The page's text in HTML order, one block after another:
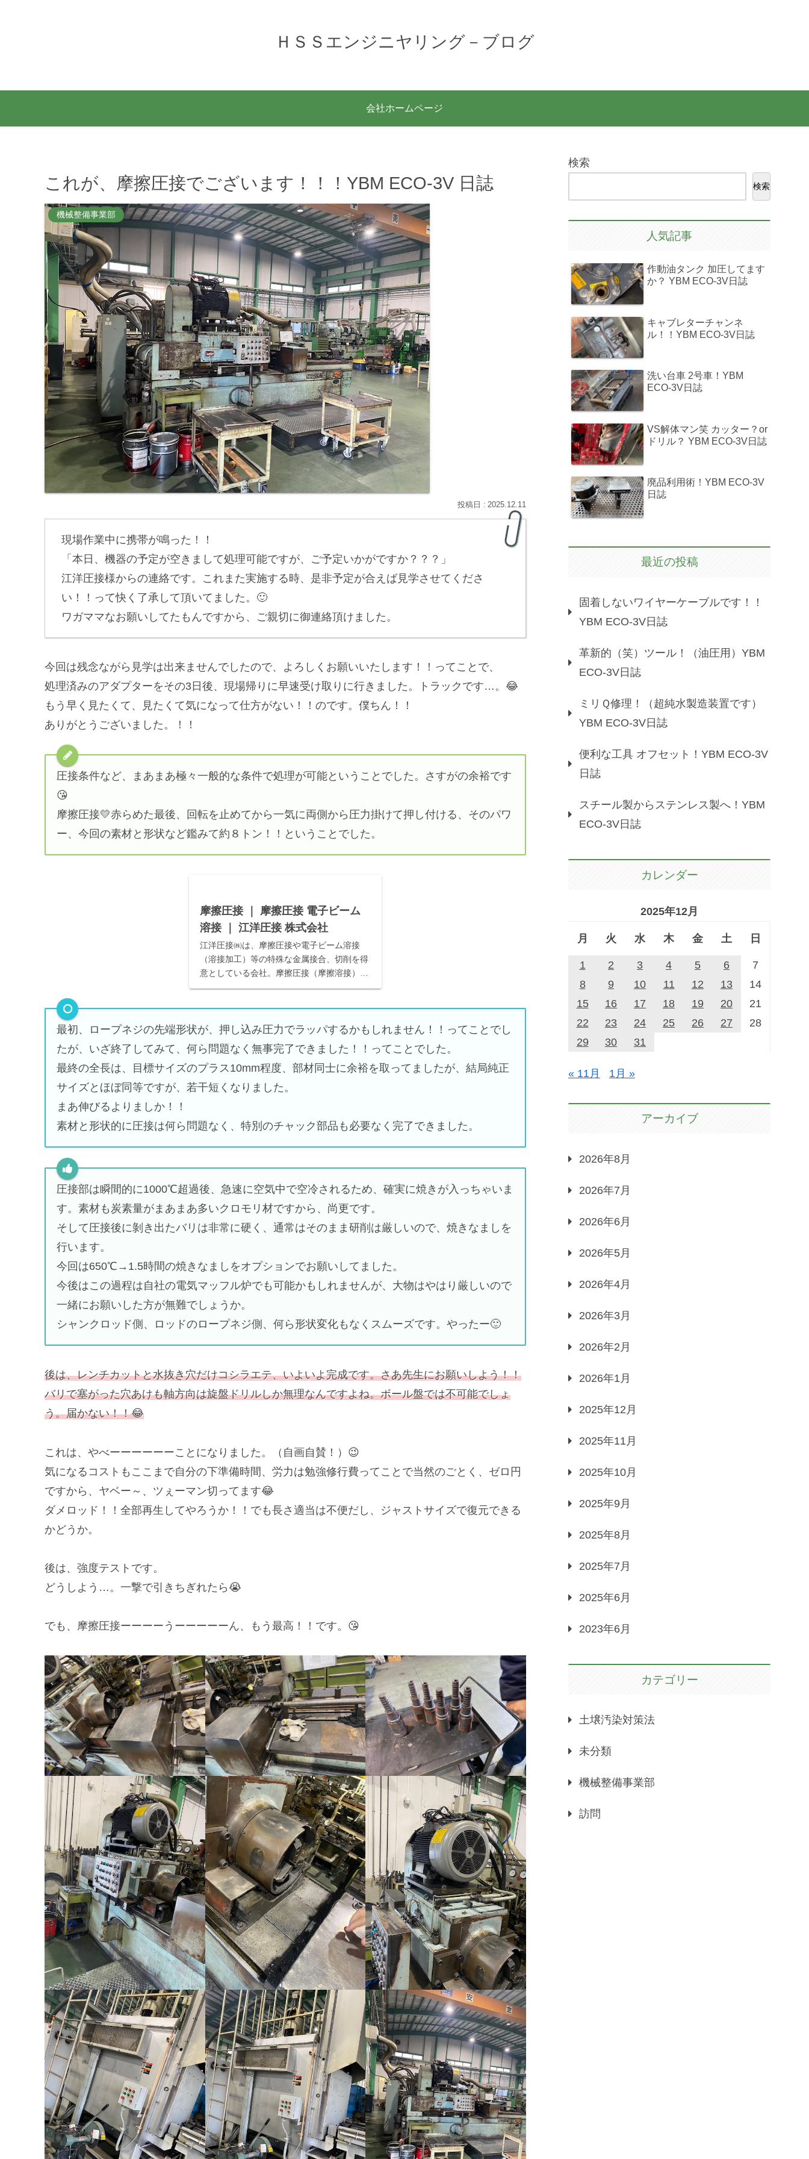
ＨＳＳエンジニヤリング－ブログ
会社ホームページ
これが、摩擦圧接でございます！！！YBM ECO-3V 日誌
機械整備事業部
2025.12.11
現場作業中に携帯が鳴った！！
「本日、機器の予定が空きまして処理可能ですが、ご予定いかがですか？？？」
江洋圧接様からの連絡です。これまた実施する時、是非予定が合えば見学させてくださ
い！！って快く了承して頂いてました。🙂
ワガママなお願いしてたもんですから、ご親切に御連絡頂けました。
今回は残念ながら見学は出来ませんでしたので、よろしくお願いいたします！！ってことで、
処理済みのアダプターをその3日後、現場帰りに早速受け取りに行きました。トラックです…。😂
もう早く見たくて、見たくて気になって仕方がない！！のです。僕ちん！！
ありがとうございました。！！
圧接条件など、まあまあ極々一般的な条件で処理が可能ということでした。さすがの余裕です
😘
摩擦圧接💛赤らめた最後、回転を止めてから一気に両側から圧力掛けて押し付ける、そのパワ
ー、今回の素材と形状など鑑みて約８トン！！ということでした。
摩擦圧接 ｜ 摩擦圧接 電子ビーム
溶接 ｜ 江洋圧接 株式会社
江洋圧接㈱は、摩擦圧接や電子ビーム溶接
（溶接加工）等の特殊な金属接合、切削を得
意としている会社。摩擦圧接（摩擦溶接）加
工は異材接合、電子ビームは高品質な金属接
最初、ロープネジの先端形状が、押し込み圧力でラッパするかもしれません！！ってことでし
たが、いざ終了してみて、何ら問題なく無事完了できました！！ってことでした。
最終の全長は、目標サイズのプラス10mm程度、部材同士に余裕を取ってましたが、結局純正
サイズとほぼ同等ですが、若干短くなりました。
まあ伸びるよりましか！！
素材と形状的に圧接は何ら問題なく、特別のチャック部品も必要なく完了できました。
圧接部は瞬間的に1000℃超過後、急速に空気中で空冷されるため、確実に焼きが入っちゃいま
す。素材も炭素量がまあまあ多いクロモリ材ですから、尚更です。
そして圧接後に剝き出たバリは非常に硬く、通常はそのまま研削は厳しいので、焼きなましを
行います。
今回は650℃→1.5時間の焼きなましをオプションでお願いしてました。
今後はこの過程は自社の電気マッフル炉でも可能かもしれませんが、大物はやはり厳しいので
一緒にお願いした方が無難でしょうか。
シャンクロッド側、ロッドのロープネジ側、何ら形状変化もなくスムーズです。やったー🙂
後は、レンチカットと水抜き穴だけコシラエテ、いよいよ完成です。さあ先生にお願いしよう！！
バリで塞がった穴あけも軸方向は旋盤ドリルしか無理なんですよね。ボール盤では不可能でしょ
う。届かない！！😂
これは、やべーーーーーーことになりました。（自画自賛！）😉
気になるコストもここまで自分の下準備時間、労力は勉強修行費ってことで当然のごとく、ゼロ円
ですから、ヤベー～、ツぇーマン切ってます😂
ダメロッド！！全部再生してやろうか！！でも長さ適当は不便だし、ジャストサイズで復元できる
かどうか。
後は、強度テストです。
どうしよう…。一撃で引きちぎれたら😭
でも、摩擦圧接ーーーーうーーーーーん、もう最高！！です。😘
検索
検索
人気記事
作動油タンク 加圧してます
か？ YBM ECO-3V日誌
キャブレターチャンネ
ル！！YBM ECO-3V日誌
洗い台車 2号車！YBM
ECO-3V日誌
VS解体マン笑 カッター？or
ドリル？ YBM ECO-3V日誌
廃品利用術！YBM ECO-3V
日誌
最近の投稿
固着しないワイヤーケーブルです！！
YBM ECO-3V日誌
革新的（笑）ツール！（油圧用）YBM
ECO-3V日誌
ミリＱ修理！（超純水製造装置です）
YBM ECO-3V日誌
便利な工具 オフセット！YBM ECO-3V
日誌
スチール製からステンレス製へ！YBM
ECO-3V日誌
カレンダー
2025年12月
月 火 水 木 金 土 日
1 2 3 4 5 6
7
8
9 10 11 12 13
14
15
16 17 18 19 20
21
22
23 24 25 26 27
28
29
30 31
« 11月 1月 »
アーカイブ
2026年8月
2026年7月
2026年6月
2026年5月
2026年4月
2026年3月
2026年2月
2026年1月
2025年12月
2025年11月
2025年10月
2025年9月
2025年8月
2025年7月
2025年6月
2023年6月
カテゴリー
土壌汚染対策法
未分類
機械整備事業部
訪問